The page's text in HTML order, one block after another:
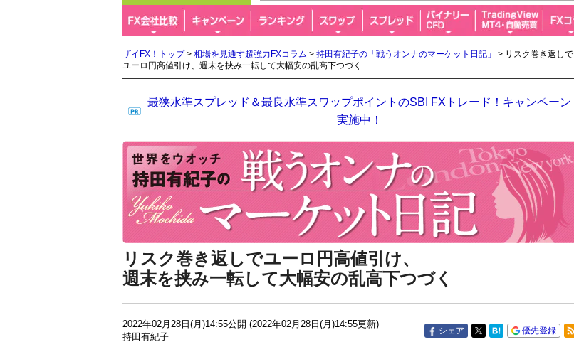
ザイFX！トップ> 相場を見通す超強力FXコラム > 持田有紀子の「戦うオンナのマーケット日記」
> リスク巻き返しで
ユーロ円高値引け、週末を挟み一転して大幅安の乱高下つづく
最狭水準スプレッド＆最良水準スワップポイントのSBI FXトレード！キャンペーン
実施中！
リスク巻き返しでユーロ円高値引け、
週末を挟み一転して大幅安の乱高下つづく
2022年02月28日(月)14:55公開 (2022年02月28日(月)14:55更新)
持田有紀子
シェア 優先登録